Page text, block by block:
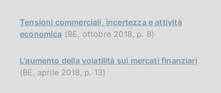
Tensioni commerciali, incertezza e attività
economica (BE, ottobre 2018, p. 8)
L'aumento della volatilità sui mercati finanziari
(BE, aprile 2018, p. 13)